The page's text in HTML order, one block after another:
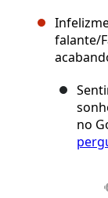
falante/
no